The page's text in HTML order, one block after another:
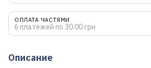
ОПЛАТА ЧАСТЯМИ
6 платежей по 30.00 грн
Описание